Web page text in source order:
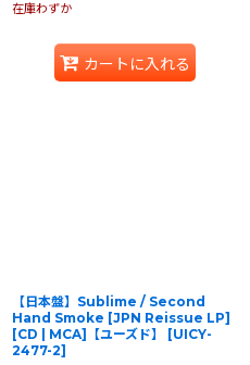
在庫わずか
カートに入れる
【日本盤】Sublime / Second
Hand Smoke [JPN Reissue LP]
[CD | MCA]【ユーズド】
[UICY-
2477-2]